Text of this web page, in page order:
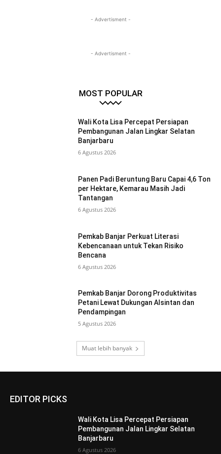
- Advertisment -
- Advertisment -
MOST POPULAR
Wali Kota Lisa Percepat Persiapan
Pembangunan Jalan Lingkar Selatan
Banjarbaru
6 Agustus 2026
Panen Padi Beruntung Baru Capai 4,6 Ton
per Hektare, Kemarau Masih Jadi
Tantangan
6 Agustus 2026
Pemkab Banjar Perkuat Literasi
Kebencanaan untuk Tekan Risiko
Bencana
6 Agustus 2026
Pemkab Banjar Dorong Produktivitas
Petani Lewat Dukungan Alsintan dan
Pendampingan
5 Agustus 2026
Muat lebih banyak
EDITOR PICKS
Wali Kota Lisa Percepat Persiapan
Pembangunan Jalan Lingkar Selatan
Banjarbaru
6 Agustus 2026